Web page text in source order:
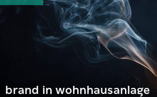
brand in wohnhausanlage